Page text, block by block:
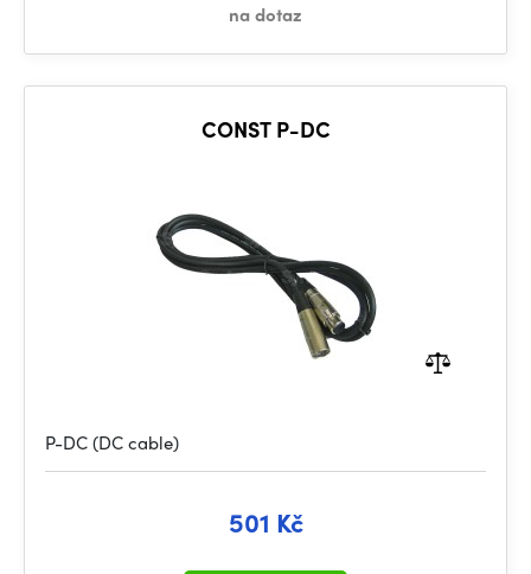
na dotaz
CONST P-DC
P-DC (DC cable)
501 Kč